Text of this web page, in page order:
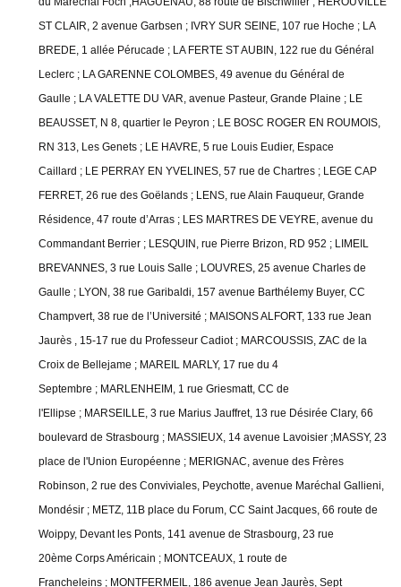
ST CLAIR, 2 avenue Garbsen ; IVRY SUR SEINE, 107 rue Hoche ; LA
BREDE, 1 allée Pérucade ; LA FERTE ST AUBIN, 122 rue du Général
Leclerc ; LA GARENNE COLOMBES, 49 avenue du Général de
Gaulle ; LA VALETTE DU VAR, avenue Pasteur, Grande Plaine ; LE
BEAUSSET, N 8, quartier le Peyron ; LE BOSC ROGER EN ROUMOIS,
RN 313, Les Genets ; LE HAVRE, 5 rue Louis Eudier, Espace
Caillard ; LE PERRAY EN YVELINES, 57 rue de Chartres ; LEGE CAP
FERRET, 26 rue des Goëlands ; LENS, rue Alain Fauqueur, Grande
Résidence, 47 route d’Arras ; LES MARTRES DE VEYRE, avenue du
Commandant Berrier ; LESQUIN, rue Pierre Brizon, RD 952 ; LIMEIL
BREVANNES, 3 rue Louis Salle ; LOUVRES, 25 avenue Charles de
Gaulle ; LYON, 38 rue Garibaldi, 157 avenue Barthélemy Buyer, CC
Champvert, 38 rue de l’Université ; MAISONS ALFORT, 133 rue Jean
Jaurès , 15-17 rue du Professeur Cadiot ; MARCOUSSIS, ZAC de la
Croix de Bellejame ; MAREIL MARLY, 17 rue du 4
Septembre ; MARLENHEIM, 1 rue Griesmatt, CC de
l'Ellipse ; MARSEILLE, 3 rue Marius Jauffret, 13 rue Désirée Clary, 66
boulevard de Strasbourg ; MASSIEUX, 14 avenue Lavoisier ;MASSY, 23
place de l'Union Européenne ; MERIGNAC, avenue des Frères
Robinson, 2 rue des Conviviales, Peychotte, avenue Maréchal Gallieni,
Mondésir ; METZ, 11B place du Forum, CC Saint Jacques, 66 route de
Woippy, Devant les Ponts, 141 avenue de Strasbourg, 23 rue
20ème Corps Américain ; MONTCEAUX, 1 route de
Francheleins ; MONTFERMEIL, 186 avenue Jean Jaurès, Sept